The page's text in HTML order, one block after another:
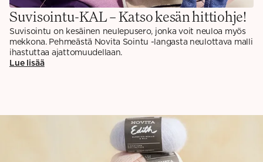
Suvisointu-KAL – Katso kesän hittiohje!
Suvisointu on kesäinen neulepusero, jonka voit neuloa myös
mekkona. Pehmeästä Novita Sointu -langasta neulottava malli
ihastuttaa ajattomuudellaan.
Lue lisää